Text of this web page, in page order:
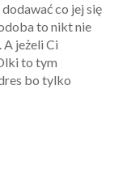
co jej się
to nikt nie
A jeżeli Ci
to tym
bo tylko